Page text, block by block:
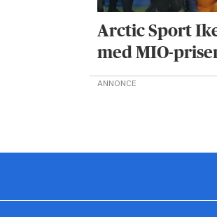
Arctic Sport
med MIO-
ANNONCE